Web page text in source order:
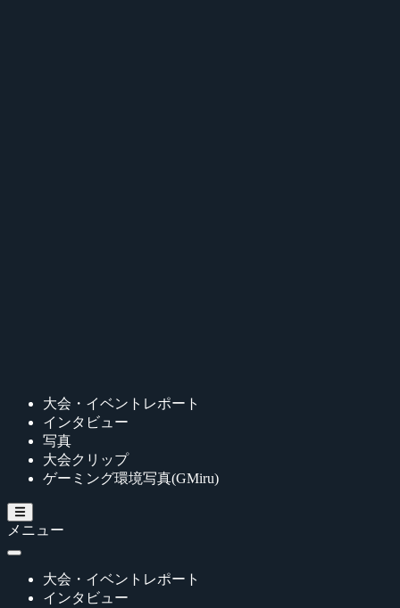
大会・イベントレポート
インタビュー
写真
大会クリップ
ゲーミング環境写真(GMiru)
メニュー
大会・イベントレポート
インタビュー